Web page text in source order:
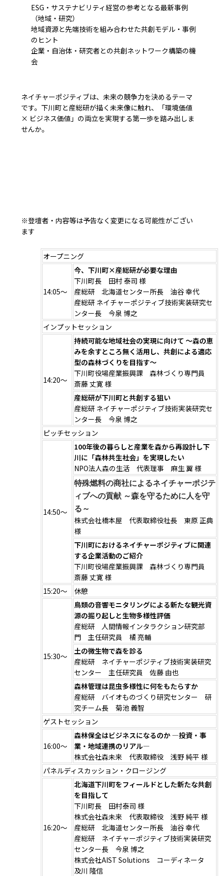
ESG・サステナビリティ経営の参考となる最新事例
（地域・研究）
地域資源と先端技術を組み合わせた共創モデル・事例
のヒント
企業・自治体・研究者との共創ネットワーク構築の機
会
ネイチャーポジティブは、未来の競争力を決めるテーマ
です。下川町と産総研が描く未来像に触れ、「環境価値
× ビジネス価値」の両立を実現する第一歩を踏み出しま
せんか。
※登壇者・内容等は予告なく変更になる可能性がござい
ます
オープニング
14:05～
今、下川町×産総研が必要な理由
下川町長 田村 泰司 様
産総研 北海道センター所長 油谷 幸代
産総研 ネイチャーポジティブ技術実装研究セ
ンター長 今泉 博之
インプットセッション
14:20～
持続可能な地域社会の実現に向けて ～森の恵
みを余すところ無く活用し、共創による適応
型の森林づくりを目指す～
下川町役場産業振興課 森林づくり専門員
斎藤 丈寛 様
産総研が下川町と共創する狙い
産総研 ネイチャーポジティブ技術実装研究セ
ンター長 今泉 博之
ピッチセッション
14:50～
100年後の暮らしと産業を森から再設計し下
川に「森林共生社会」を実現したい
NPO法人森の生活 代表理事 麻生 翼 様
特殊燃料の商社によるネイチャーポジテ
ィブへの貢献 ～森を守るために人を守
る～
株式会社橋本屋 代表取締役社⻑ 東原 正典
様
下川町におけるネイチャーポジティブに関連
する企業活動のご紹介
下川町役場産業振興課 森林づくり専門員
斎藤 丈寛 様
15:20～
休憩
15:30～
鳥類の音響モニタリングによる新たな観光資
源の掘り起しと生物多様性評価
産総研 人間情報インタラクション研究部
門 主任研究員 橘 亮輔
土の微生物で森を診る
産総研 ネイチャーポジティブ技術実装研究
センター 主任研究員 佐藤 由也
森林管理は昆虫多様性に何をもたらすか
産総研 バイオものづくり研究センター 研
究チーム長 菊池 義智
ゲストセッション
16:00～
森林保全はビジネスになるのか ―投資・事
業・地域連携のリアル―
株式会社森未来 代表取締役 浅野 純平 様
パネルディスカッション・クロージング
16:20～
北海道下川町をフィールドとした新たな共創
を目指して
下川町長 田村泰司 様
株式会社森未来 代表取締役 浅野 純平 様
産総研 北海道センター所長 油谷 幸代
産総研 ネイチャーポジティブ技術実装研究
センター長 今泉 博之
株式会社AIST Solutions コーディネータ
及川 隆信